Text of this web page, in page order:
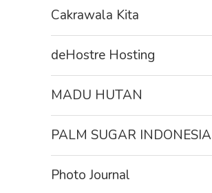
Cakrawala Kita
deHostre Hosting
MADU HUTAN
PALM SUGAR INDONESIA
Photo Journal